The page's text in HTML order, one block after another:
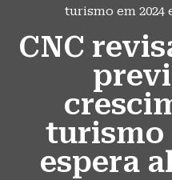
turismo em 2024
CNC
turismo
espera